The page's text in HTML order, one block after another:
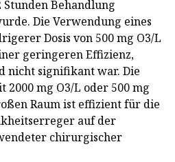
Behandlung
Die Verwendung eines
Dosis von 500 mg O3/L
geringeren Effizienz,
nicht signifikant war. Die
2000 mg O3/L oder 500 mg
Raum ist effizient für die
auf der
chirurgischer